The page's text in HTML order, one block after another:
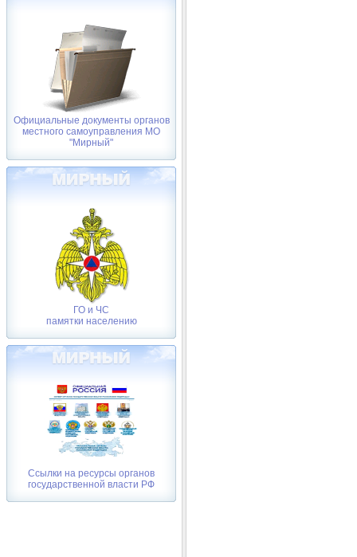
Официальные документы органов
местного самоуправления МО
"Мирный"
ГО и ЧС
памятки населению
Ссылки на ресурсы органов
государственной власти РФ